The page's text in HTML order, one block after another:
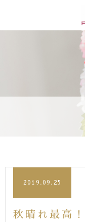
2019.09.25
秋晴れ最高！